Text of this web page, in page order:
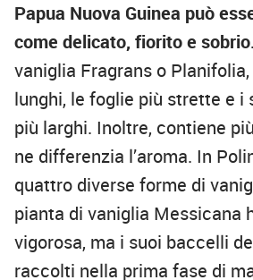
Papua Nuova Guinea può
come delicato, fiorito e
vaniglia Fragrans o
lunghi, le foglie più strette e i
più larghi. Inoltre, contiene
ne differenzia l’aroma. In
quattro diverse forme di
pianta di vaniglia Messicana
vigorosa, ma i suoi baccelli
raccolti nella prima fase di